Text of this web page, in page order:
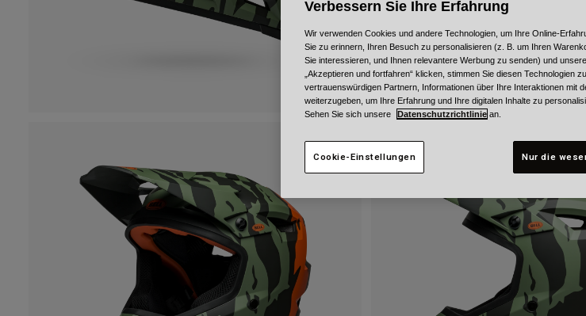
Verbessern Sie Ihre Erfahrung
Wir verwenden Cookies und andere Technologien, um Ihre Online-
Sie zu erinnern, Ihren Besuch zu personalisieren (z. B. um Ihren
Sie interessieren, und Ihnen relevantere Werbung zu senden) und
„Akzeptieren und fortfahren“ klicken, stimmen Sie diesen Technologien
vertrauenswürdigen Partnern, Informationen über Ihre Interaktionen mit
weiterzugeben, um Ihre Erfahrung und Ihre digitalen Inhalte zu
Sehen Sie sich unsere
Datenschutzrichtlinie an.
Cookie-Einstellungen Nur die